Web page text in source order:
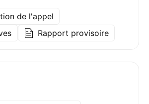
de l'appel
Rapport provisoire